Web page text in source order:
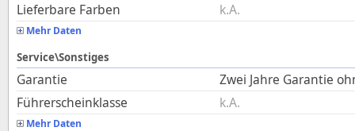
Lieferbare Farben
k.A.
Mehr Daten
Service\Sonstiges
Garantie
Zwei Jahre Garantie
Führerscheinklasse
k.A.
Mehr Daten